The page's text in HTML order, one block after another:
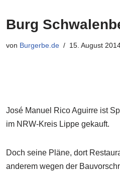
Burg
von Burgerbe.de 15. August
José Manuel Rico Aguirre ist
im NRW-Kreis Lippe gekauft.
Doch seine Pläne, dort
anderem wegen der